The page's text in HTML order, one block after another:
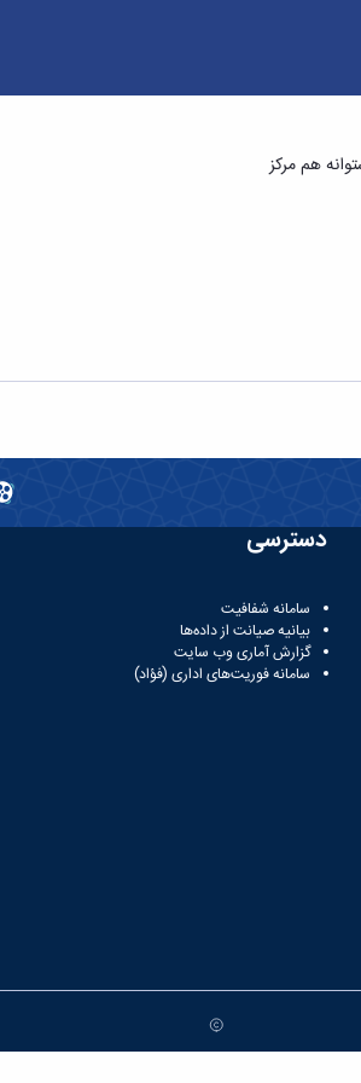
دسترسی
سامانه شفافیت
بیانیه صیانت از داده‌ها
گزارش آماری وب‌ سایت
سامانه فوریت‌های اداری (فؤاد)